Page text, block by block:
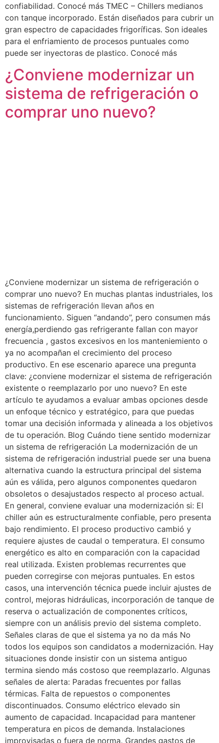
confiabilidad. Conocé más TMEC – Chillers medianos
con tanque incorporado. Están diseñados para cubrir un
gran espectro de capacidades frigoríficas. Son ideales
para el enfriamiento de procesos puntuales como
puede ser inyectoras de plastico. Conocé más
¿Conviene modernizar un
sistema de refrigeración o
comprar uno nuevo?
¿Conviene modernizar un sistema de refrigeración o
comprar uno nuevo? En muchas plantas industriales, los
sistemas de refrigeración llevan años en
funcionamiento. Siguen “andando”, pero consumen más
energía,perdiendo gas refrigerante fallan con mayor
frecuencia , gastos excesivos en los manteniemiento o
ya no acompañan el crecimiento del proceso
productivo. En ese escenario aparece una pregunta
clave: ¿conviene modernizar el sistema de refrigeración
existente o reemplazarlo por uno nuevo? En este
artículo te ayudamos a evaluar ambas opciones desde
un enfoque técnico y estratégico, para que puedas
tomar una decisión informada y alineada a los objetivos
de tu operación. Blog Cuándo tiene sentido modernizar
un sistema de refrigeración La modernización de un
sistema de refrigeración industrial puede ser una buena
alternativa cuando la estructura principal del sistema
aún es válida, pero algunos componentes quedaron
obsoletos o desajustados respecto al proceso actual.
En general, conviene evaluar una modernización si: El
chiller aún es estructuralmente confiable, pero presenta
bajo rendimiento. El proceso productivo cambió y
requiere ajustes de caudal o temperatura. El consumo
energético es alto en comparación con la capacidad
real utilizada. Existen problemas recurrentes que
pueden corregirse con mejoras puntuales. En estos
casos, una intervención técnica puede incluir ajustes de
control, mejoras hidráulicas, incorporación de tanque de
reserva o actualización de componentes críticos,
siempre con un análisis previo del sistema completo.
Señales claras de que el sistema ya no da más No
todos los equipos son candidatos a modernización. Hay
situaciones donde insistir con un sistema antiguo
termina siendo más costoso que reemplazarlo. Algunas
señales de alerta: Paradas frecuentes por fallas
térmicas. Falta de repuestos o componentes
discontinuados. Consumo eléctrico elevado sin
aumento de capacidad. Incapacidad para mantener
temperatura en picos de demanda. Instalaciones
improvisadas o fuera de norma. Grandes gastos de